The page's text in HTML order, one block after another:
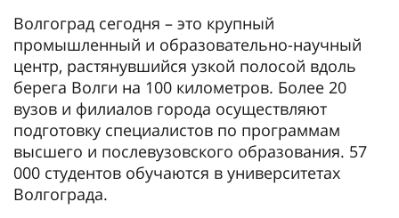
Волгоград сегодня – это крупный
промышленный и образовательно-научный
центр, растянувшийся узкой полосой вдоль
берега Волги на 100 километров. Более 20
вузов и филиалов города осуществляют
подготовку специалистов по программам
высшего и послевузовского образования. 57
000 студентов обучаются в университетах
Волгограда.